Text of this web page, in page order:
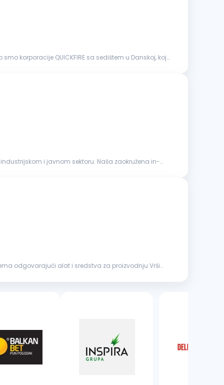
korporacije QUICKFIRE sa sedištem u Danskoj, koja
i javnom sektoru. Naša zaokružena in-